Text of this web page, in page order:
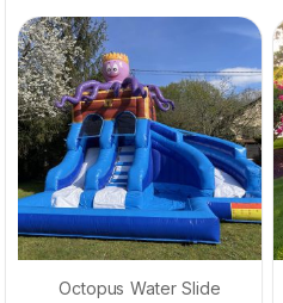
Octopus Water Slide